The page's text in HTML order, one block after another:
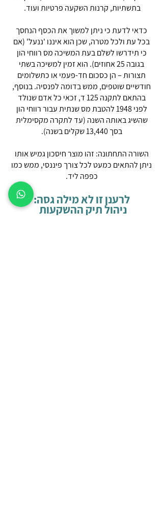
בתשתיות, קרנות השקעה פרטיות ועוד.
כדאי לדעת כי ניתן למשוך את הכסף הנחסך
בכל עת ולכל מטרה, שכן הוא איננו 'ננעל' (אם
כי תידרשו לשלם בעת המשיכה מס רווחי הון
בגובה 25 אחוזים). הוא זמין למשיכה בשתי
תצורות – הן כסכום חד-פעמי או כתשלומים
חודשיים שוטפים, ממש בדומה לפנסיה. בנוסף,
בהתאם לתקנה 125 ד, זכאי כל אדם שנולד
לפני 1948 להטבת מס שנתית עבור רווחי הון
שהשיג באותה השנה (עד לתקרה מקסימלית
בסך 13,440 שקלים בשנה).
השורה התחתונה: זהו מוצר חיסכון גמיש אותו
ניתן להתאים כמעט לכל צורך פיננסי, ממש כמו
כפפה ליד.
לרענן זו לא מילה גסה:
ניהול תיק ההשקעות